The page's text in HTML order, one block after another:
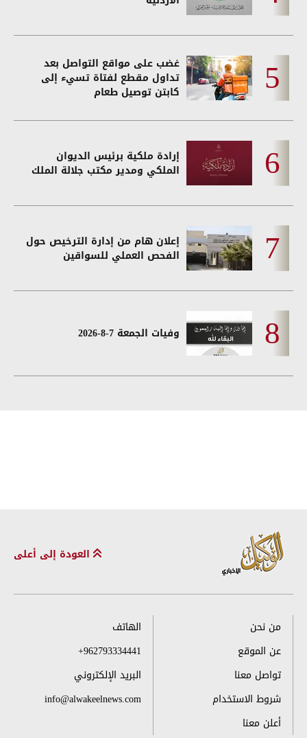
غضب على مواقع التواصل بعد
تداول مقطع لفتاة تسيء إلى
كابتن توصيل طعام
إرادة ملكية برئيس الديوان
الملكي ومدير مكتب جلالة الملك
إعلان هام من إدارة الترخيص حول
الفحص العملي للسواقين
وفيات الجمعة 7-8-2026
العودة إلى أعلى
من نحن
عن الموقع
تواصل معنا
شروط الاستخدام
أعلن معنا
الهاتف
+962793334441
البريد الإلكتروني
info@alwakeelnews.com